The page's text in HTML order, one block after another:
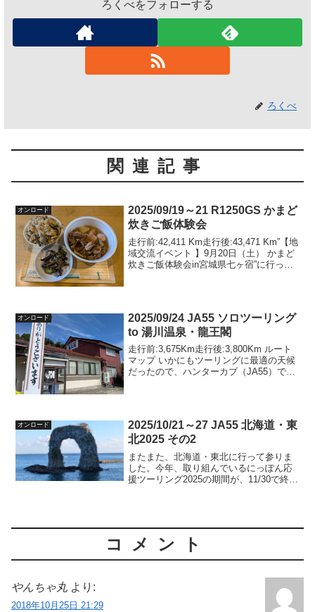
ろくべをフォローする
ろくべ
関連記事
オンロード
2025/09/19～21 R1250GS かまど
炊きご飯体験会
走行前:42,411 Km走行後:43,471 Km”【地
域交流イベント 】9月20日（土） かまど
炊きご飯体験会in宮城県七ヶ宿”に行って
オンロード
2025/09/24 JA55 ソロツーリング
to 湯川温泉・龍王閣
走行前:3,675Km走行後:3,800Km ルート
マップ いかにもツーリングに最適の天候
だったので、ハンターカブ（JA55）で湯
オンロード
2025/10/21～27 JA55 北海道・東
北2025 その2
またまた、北海道・東北に行って参りま
した。今年、取り組んでいるにっぽん応
援ツーリング2025の期間が、11/30で終わ
コメント
やんちゃ丸 より:
2018年10月25日 21:29